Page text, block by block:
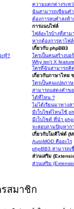
ะทู้?
ความแตกต่างระหว่
ฉันสามารถเขียนค
ต้องการลบคำลงท้า
การแนบไฟล์
ไฟล์อะไรบ้างที่สา
หากต้องการหาไฟล์
เกี่ยวกับ phpBB3
ใครเป็นคนสร้างบอ
Why isn’t X
ใครที่ฉันสามารถติ
เกี่ยวกับภาษาไทย
ใครเป็นคนแปลภา
สามารถแสดงคำข
ได้ที่ไหน ?
ไม่ได้เรียนมาทาง
มีเว็บไซต์ไหนใช้
มีเว็บไซต์ ที่นำ
จะสอบถามปัญหาก
เกี่ยวกับโมดิไฟด์
AutoMOD คืออะไร
phpBB3 สามารถเ
ส่วนเสริม
ส่วนเสริม
สมาชิก